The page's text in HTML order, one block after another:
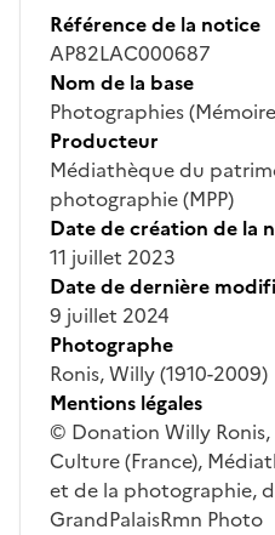
Référence de la notice
AP82LAC000687
Nom de la base
Photographies
Producteur
Médiathèque du
photographie (MPP)
Date de création de la
11 juillet 2023
Date de dernière
9 juillet 2024
Photographe
Ronis, Willy (1910-2009)
Mentions légales
© Donation Willy Ronis,
Culture (France),
et de la photographie,
GrandPalaisRmn Photo